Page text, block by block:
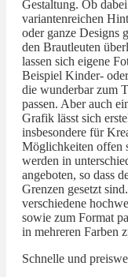
Gestaltung. Ob
variantenreichen
oder ganze Designs
den Brautleuten
lassen sich eigene
Beispiel Kinder-
die wunderbar zum
passen. Aber auch
Grafik lässt sich
insbesondere für
Möglichkeiten offen
werden in
angeboten, so dass
Grenzen gesetzt
verschiedene
sowie zum Format
in mehreren Farben
Schnelle und